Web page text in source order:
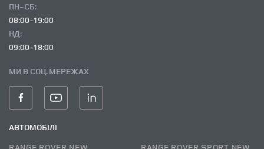
ПН-СБ:
08:00-19:00
НД:
09:00-18:00
МИ В СОЦ. МЕРЕЖАХ
АВТОМОБІЛІ